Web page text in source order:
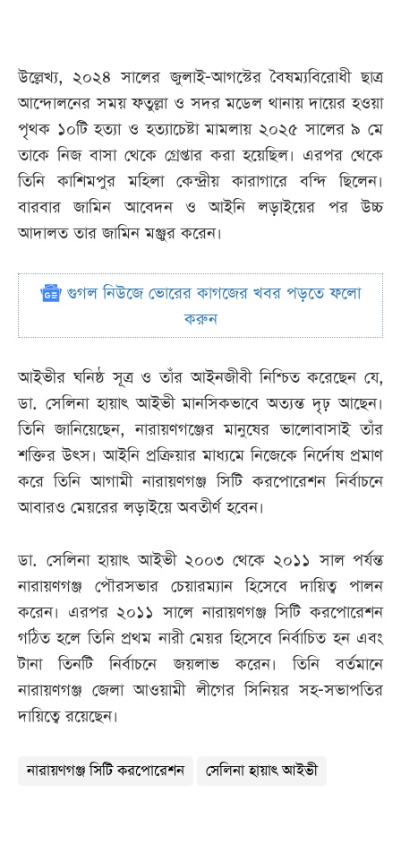
উল্লেখ্য, ২০২৪ সালের জুলাই-আগস্টের বৈষম্যবিরোধী ছাত্র
আন্দোলনের সময় ফতুল্লা ও সদর মডেল থানায় দায়ের হওয়া
পৃথক ১০টি হত্যা ও হত্যাচেষ্টা মামলায় ২০২৫ সালের ৯ মে
তাকে নিজ বাসা থেকে গ্রেপ্তার করা হয়েছিল। এরপর থেকে
তিনি কাশিমপুর মহিলা কেন্দ্রীয় কারাগারে বন্দি ছিলেন।
বারবার জামিন আবেদন ও আইনি লড়াইয়ের পর উচ্চ
আদালত তার জামিন মঞ্জুর করেন।
গুগল নিউজে ভোরের কাগজের খবর পড়তে ফলো
করুন
আইভীর ঘনিষ্ঠ সূত্র ও তাঁর আইনজীবী নিশ্চিত করেছেন যে,
ডা. সেলিনা হায়াৎ আইভী মানসিকভাবে অত্যন্ত দৃঢ় আছেন।
তিনি জানিয়েছেন, নারায়ণগঞ্জের মানুষের ভালোবাসাই তাঁর
শক্তির উৎস। আইনি প্রক্রিয়ার মাধ্যমে নিজেকে নির্দোষ প্রমাণ
করে তিনি আগামী নারায়ণগঞ্জ সিটি করপোরেশন নির্বাচনে
আবারও মেয়রের লড়াইয়ে অবতীর্ণ হবেন।
ডা. সেলিনা হায়াৎ আইভী ২০০৩ থেকে ২০১১ সাল পর্যন্ত
নারায়ণগঞ্জ পৌরসভার চেয়ারম্যান হিসেবে দায়িত্ব পালন
করেন। এরপর ২০১১ সালে নারায়ণগঞ্জ সিটি করপোরেশন
গঠিত হলে তিনি প্রথম নারী মেয়র হিসেবে নির্বাচিত হন এবং
টানা তিনটি নির্বাচনে জয়লাভ করেন। তিনি বর্তমানে
নারায়ণগঞ্জ জেলা আওয়ামী লীগের সিনিয়র সহ-সভাপতির
দায়িত্বে রয়েছেন।
নারায়ণগঞ্জ সিটি করপোরেশন সেলিনা হায়াৎ আইভী